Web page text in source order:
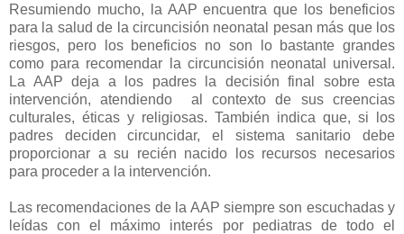
Resumiendo mucho, la AAP encuentra que los beneficios
para la salud de la circuncisión neonatal pesan más que los
riesgos, pero los beneficios no son lo bastante grandes
como para recomendar la circuncisión neonatal universal.
La AAP deja a los padres la decisión final sobre esta
intervención, atendiendo al contexto de sus creencias
culturales, éticas y religiosas. También indica que, si los
padres deciden circuncidar, el sistema sanitario debe
proporcionar a su recién nacido los recursos necesarios
para proceder a la intervención.
Las recomendaciones de la AAP siempre son escuchadas y
leídas con el máximo interés por pediatras de todo el